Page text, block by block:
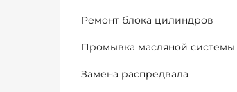
Ремонт блока цилиндров
Промывка масляной системы
Замена распредвала